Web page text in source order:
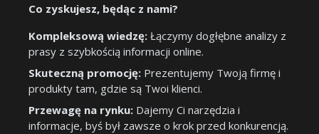
Co zyskujesz, będąc z nami?
Kompleksową wiedzę: Łączymy dogłębne analizy z
prasy z szybkością informacji online.
Skuteczną promocję: Prezentujemy Twoją firmę i
produkty tam, gdzie są Twoi klienci.
Przewagę na rynku: Dajemy Ci narzędzia i
informacje, byś był zawsze o krok przed konkurencją.